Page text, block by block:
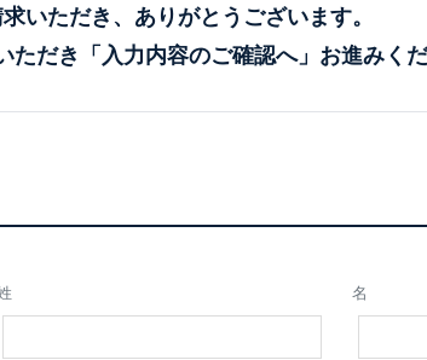
いただき、 ありがとうございます。
ただき
「入力内容のご確認へ」お進みく
名